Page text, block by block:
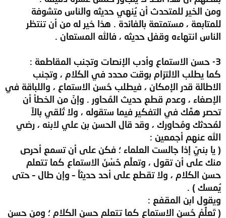
ومن الخير للمتحدث أن يُنهي حديثه والناس متشوفة
للمتابعة ، مستمتعة بالفائدة . هذا خير له من أن تنتظر
الناس انتهاءه وقفل حديثه ، فالله المستعان .
3- حسن الاستماع وأدب الإنصات وتجنب المقاطعة :
كما يطلب الالتزام بوقت محدد في الكلام ، وتجنب
الاطالة قدر الإمكان ، فيطلب حُسن الاستماع ، واللباقة في
الإصغاء ، وعدم قطع حديث المُحاور . وإنّ من الخطأ أن
تحصر همَّك في التفكير فيما ستقوله ، ولا تُلقي بالاً
لمُحدثك ومُحاورك ، وقد قال الحسن بن علي لابنه ، رضي
الله عنهم أجمعين :
( يا بنيّ إذا جالست العلماء ؛ فكن على أن تسمع أحرص
منك على أن تقول ، وتعلًم حُسْنَ الاستماع كما تتعلم
حسن الكلام ، ولا تقطع على أحد حديثاً – وإن طال – حتى
يُمسك ) .
ويقول ابن المقفع :
( تَعلَّمْ حُسن الاستماع كما تتعلم حسن الكلام ؛ ومن حسن